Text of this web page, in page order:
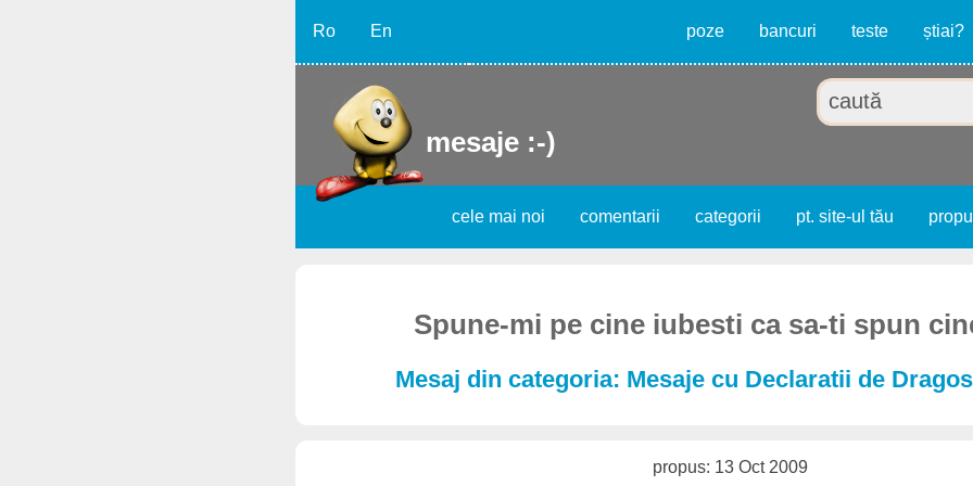
Ro En poze bancuri teste știai?
mesaje :-)
cele mai noi comentarii categorii pt. site-ul tău
Spune-mi pe cine iubesti ca sa-ti spun
Mesaj din categoria: Mesaje cu Declaratii de
propus: 13 Oct 2009